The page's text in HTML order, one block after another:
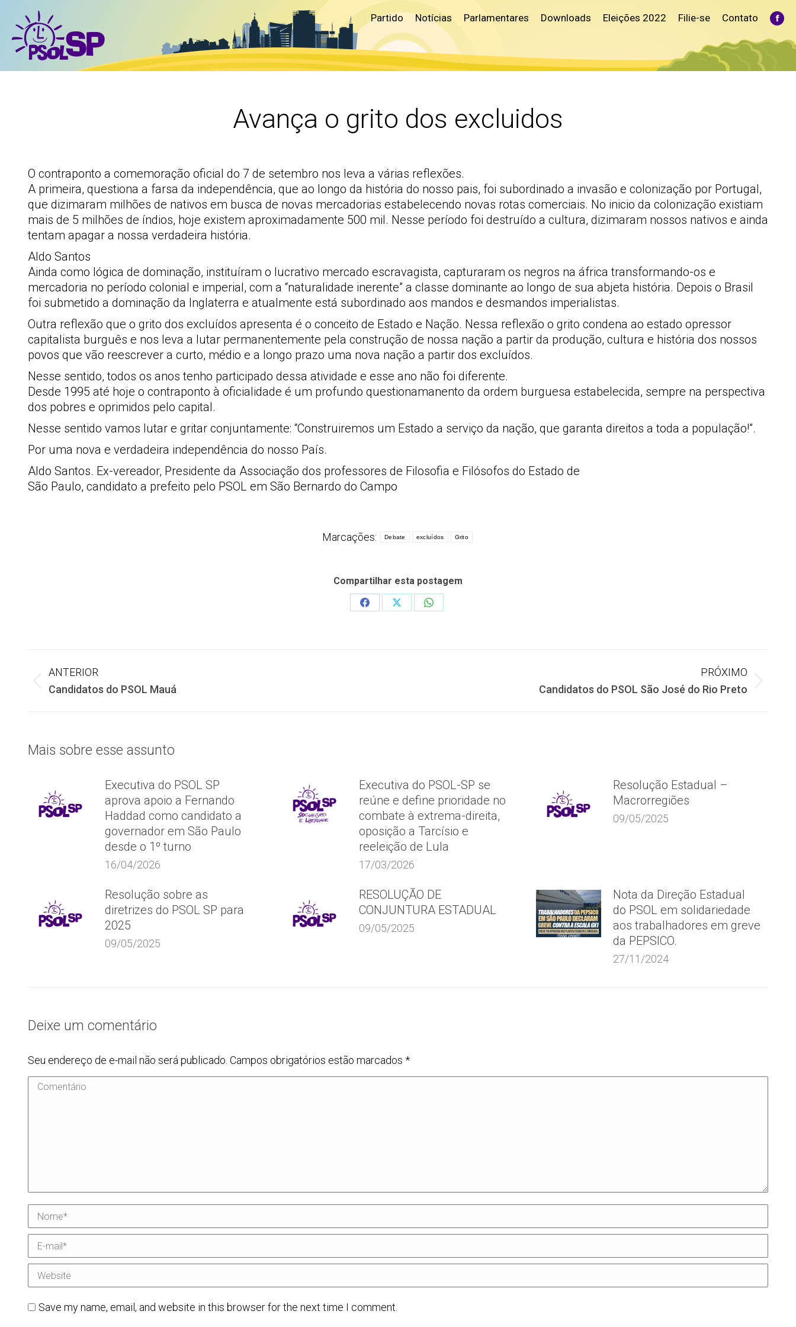
Partido Notícias Parlamentares Downloads Eleições 2022 Filie-se Contato
Avança o grito dos excluidos
O contraponto a comemoração oficial do 7 de setembro nos leva a várias reflexões.
A primeira, questiona a farsa da independência, que ao longo da história do nosso pais, foi subordinado a invasão e colonização por Portugal,
que dizimaram milhões de nativos em busca de novas mercadorias estabelecendo novas rotas comerciais. No inicio da colonização existiam
mais de 5 milhões de índios, hoje existem aproximadamente 500 mil. Nesse período foi destruído a cultura, dizimaram nossos nativos e ainda
tentam apagar a nossa verdadeira história.
Aldo Santos
Ainda como lógica de dominação, instituíram o lucrativo mercado escravagista, capturaram os negros na áfrica transformando-os e
mercadoria no período colonial e imperial, com a “naturalidade inerente” a classe dominante ao longo de sua abjeta história. Depois o Brasil
foi submetido a dominação da Inglaterra e atualmente está subordinado aos mandos e desmandos imperialistas.
Outra reflexão que o grito dos excluídos apresenta é o conceito de Estado e Nação. Nessa reflexão o grito condena ao estado opressor
capitalista burguês e nos leva a lutar permanentemente pela construção de nossa nação a partir da produção, cultura e história dos nossos
povos que vão reescrever a curto, médio e a longo prazo uma nova nação a partir dos excluídos.
Nesse sentido, todos os anos tenho participado dessa atividade e esse ano não foi diferente.
Desde 1995 até hoje o contraponto à oficialidade é um profundo questionamanento da ordem burguesa estabelecida, sempre na perspectiva
dos pobres e oprimidos pelo capital.
Nesse sentido vamos lutar e gritar conjuntamente: “Construiremos um Estado a serviço da nação, que garanta direitos a toda a população!”.
Por uma nova e verdadeira independência do nosso País.
Aldo Santos. Ex-vereador, Presidente da Associação dos professores de Filosofia e Filósofos do Estado de
São Paulo, candidato a prefeito pelo PSOL em São Bernardo do Campo
Marcações: Debate excluídos Grito
Compartilhar esta postagem
Share
Share
Share
Navegação
de
post:
ANTERIOR
Post
Candidatos do PSOL Mauá
PRÓXIMO
Candidatos do PSOL São José do Rio Preto
Mais sobre esse assunto
Executiva do PSOL SP
aprova apoio a Fernando
Haddad como candidato a
governador em São Paulo
desde o 1º turno
16/04/2026
Executiva do PSOL-SP se
reúne e define prioridade no
combate à extrema-direita,
oposição a Tarcísio e
reeleição de Lula
17/03/2026
Resolução Estadual –
Macrorregiões
09/05/2025
Resolução sobre as
diretrizes do PSOL SP para
2025
09/05/2025
RESOLUÇÃO DE
CONJUNTURA ESTADUAL
09/05/2025
Nota da Direção Estadual
do PSOL em solidariedade
aos trabalhadores em greve
da PEPSICO.
27/11/2024
Deixe um comentário
Seu endereço de e-mail não será publicado. Campos obrigatórios estão marcados *
Comentário
Nome *
E-mail *
Website
Save my name, email, and website in this browser for the next time I comment.